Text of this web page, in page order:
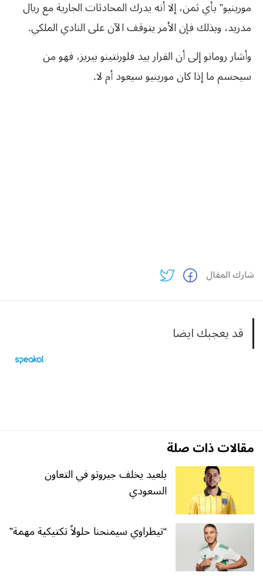
مورينيو” بأي ثمن، إلا أنه يدرك المحادثات الجارية مع ريال
مدريد، وبذلك فإن الأمر يتوقف الآن على النادي الملكي.
وأشار رومانو إلى أن القرار بيد فلورنتينو بيريز، فهو من
سيحسم ما إذا كان مورينيو سيعود أم لا.
شارك المقال
قد يعجبك ايضا
مقالات ذات صلة
بلعيد يخلف جيروتو في التعاون
السعودي
“تيطراوي سيمنحنا حلولاً تكتيكية مهمة”